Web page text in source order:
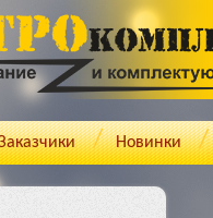
Новинки